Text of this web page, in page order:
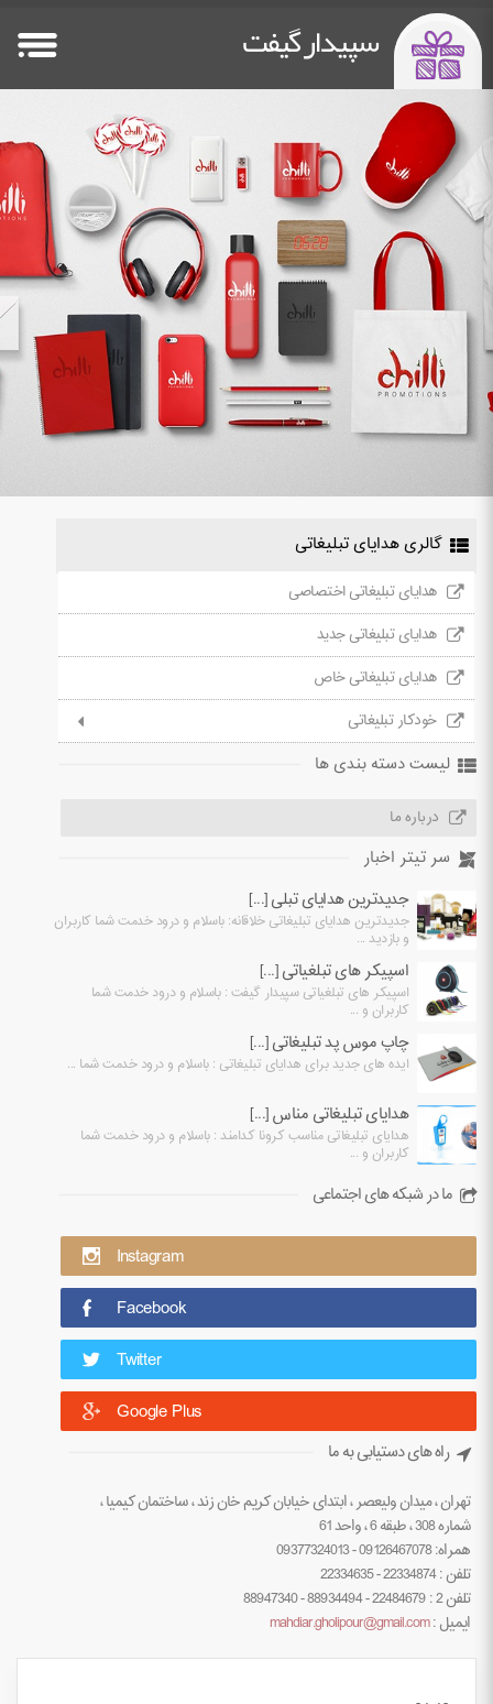
سپیدار گیفت
صفحه اصلی
HomePage
Flash Memory
پاوربانک تبلیغاتی
Power Bank
سایر هدایا
Other Gifts
خدمات چاپ
Printing
دستگاه چاپ فلت بد
Flatbed Printer
درباره ما
about us
تماس باما
Contact Us
گالری هدایای تبلیغاتی
هدایای تبلیغاتی اختصاصی
هدایای تبلیغاتی جدید
هدایای تبلیغاتی خاص
خودکار تبلیغاتی
لیست دسته بندی ها
درباره ما
سر تیتر اخبار
جدیدترین هدایای تبلی [...]
جدیدترین هدایای تبلیغاتی خلاقانه: باسلام و درود خدمت شما کاربران
و بازدید ...
اسپیکر های تبلغیاتی [...]
اسپیکر های تبلغیاتی سپیدار گیفت : باسلام و درود خدمت شما
کاربران و ...
چاپ موس پد تبلیغاتی [...]
ایده های جدید برای هدایای تبلیغاتی : باسلام و درود خدمت شما ...
هدایای تبلیغاتی مناس [...]
هدایای تبلیغاتی مناسب کرونا کدامند : باسلام و درود خدمت شما
کاربران و ...
ما در شبکه های اجتماعی
Instagram
Facebook
Twitter
Google Plus
راه های دستیابی به ما
تهران ، میدان ولیعصر ، ابتدای خیابان کریم خان زند ، ساختمان کیمیا ،
شماره 308 ، طبقه 6 ، واحد 61
همراه: 09126467078 - 09377324013
تلفن : 22334874 - 22334635
تلفن 2 : 22484679 - 88934494 - 88947340
ایمیل :mahdiar.gholipour@gmail.com